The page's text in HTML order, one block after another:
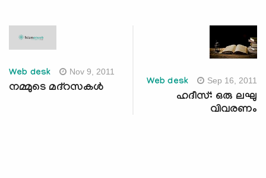
Web desk Nov 9, 2011
നമ്മുടെ മദ്‌റസകള്‍
Web desk Sep 16, 2011
ഹദീസ്: ഒരു ലഘു
വിവരണം